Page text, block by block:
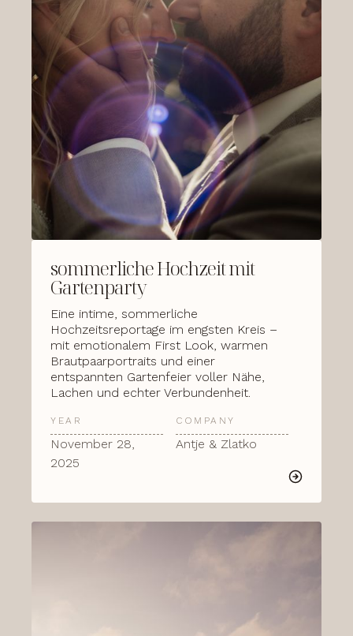
sommerliche Hochzeit mit
Gartenparty
Eine intime, sommerliche
Hochzeitsreportage im engsten Kreis –
mit emotionalem First Look, warmen
Brautpaarportraits und einer
entspannten Gartenfeier voller Nähe,
Lachen und echter Verbundenheit.
YEAR
November 28,
2025
COMPANY
Antje & Zlatko